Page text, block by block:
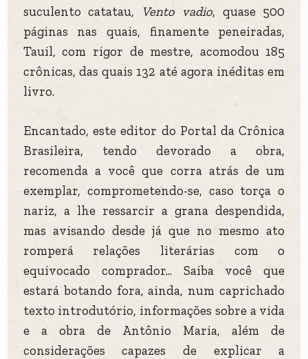
suculento catatau, Vento vadio, quase 500
páginas nas quais, finamente peneiradas,
Tauil, com rigor de mestre, acomodou 185
crônicas, das quais 132 até agora inéditas em
livro.
Encantado, este editor do Portal da Crônica
Brasileira, tendo devorado a obra,
recomenda a você que corra atrás de um
exemplar, comprometendo-se, caso torça o
nariz, a lhe ressarcir a grana despendida,
mas avisando desde já que no mesmo ato
romperá relações literárias com o
equivocado comprador... Saiba você que
estará botando fora, ainda, num caprichado
texto introdutório, informações sobre a vida
e a obra de Antônio Maria, além de
considerações capazes de explicar a